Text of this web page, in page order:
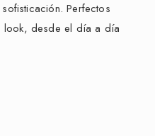
Perfectos
look, desde el día a día